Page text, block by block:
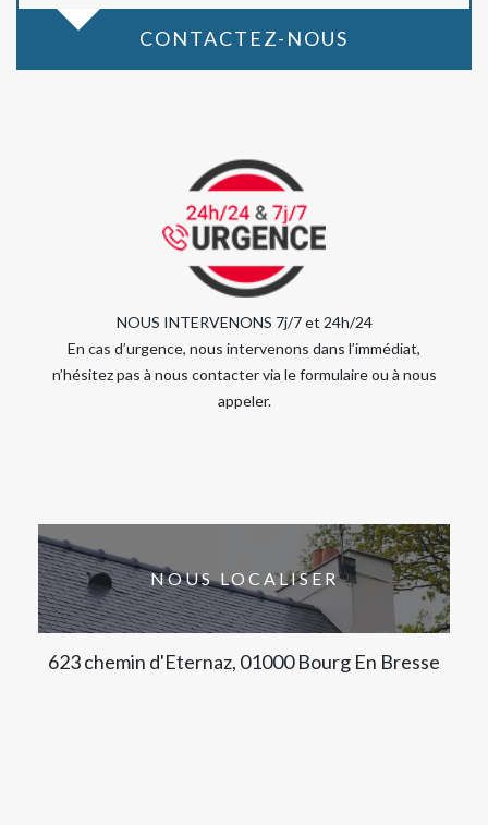
CONTACTEZ-NOUS
NOUS INTERVENONS 7j/7 et 24h/24
En cas d’urgence, nous intervenons dans l’immédiat,
n’hésitez pas à nous contacter via le formulaire ou à nous
appeler.
NOUS LOCALISER
623 chemin d'Eternaz, 01000 Bourg En Bresse